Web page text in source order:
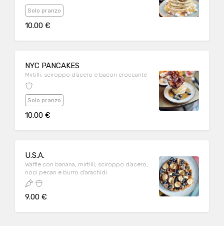
Solo pranzo
10.00 €
NYC PANCAKES
Mirtilli, sciroppo d’acero e bacon croccante
Solo pranzo
10.00 €
U.S.A.
Waffle con banana, mirtilli, sciroppo d’acero,
noci pecan e burro d’arachidi
9.00 €